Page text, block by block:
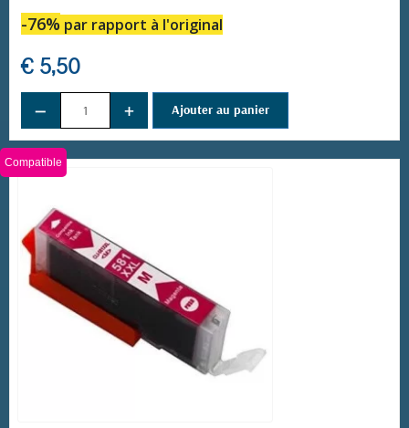
-76% par rapport à l'original
€ 5,50
− + Ajouter au panier
Compatible